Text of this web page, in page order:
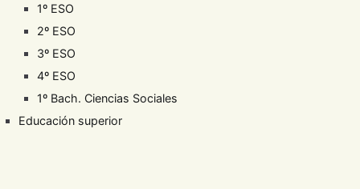
1º ESO
2º ESO
3º ESO
4º ESO
1º Bach. Ciencias Sociales
Educación superior